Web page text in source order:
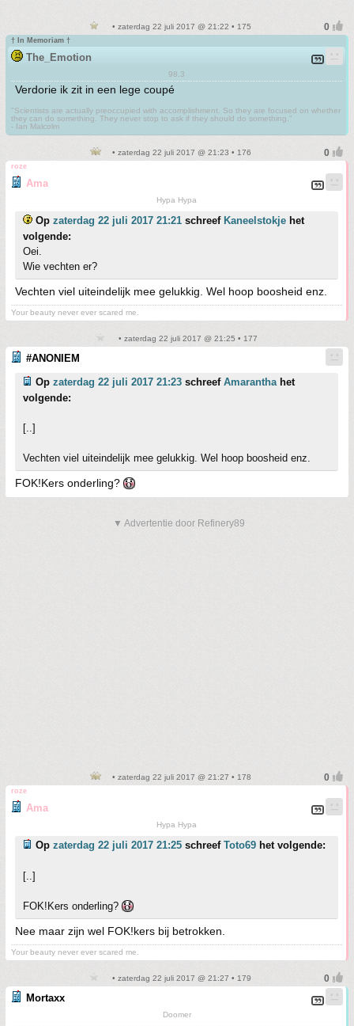
• zaterdag 22 juli 2017 @ 21:22 • 175
† In Memoriam †
The_Emotion
98.3
Verdorie ik zit in een lege coupé
"Scientists are actually preoccupied with accomplishment. So they are focused on whether
they can do something. They never stop to ask if they should do something."
- Ian Malcolm
• zaterdag 22 juli 2017 @ 21:23 • 176
roze
Ama
Hypa Hypa
Op zaterdag 22 juli 2017 21:21 schreef Kaneelstokje het
volgende:
Oei.
Wie vechten er?
Vechten viel uiteindelijk mee gelukkig. Wel hoop boosheid enz.
Your beauty never ever scared me.
• zaterdag 22 juli 2017 @ 21:25 • 177
#ANONIEM
Op zaterdag 22 juli 2017 21:23 schreef Amaranthahet
volgende:
[..]
Vechten viel uiteindelijk mee gelukkig. Wel hoop boosheid enz.
FOK!Kers onderling?
▼ Advertentie door Refinery89
• zaterdag 22 juli 2017 @ 21:27 • 178
roze
Ama
Hypa Hypa
Op zaterdag 22 juli 2017 21:25 schreef Toto69 het volgende:
[..]
FOK!Kers onderling?
Nee maar zijn wel FOK!kers bij betrokken.
Your beauty never ever scared me.
• zaterdag 22 juli 2017 @ 21:27 • 179
Mortaxx
Doomer